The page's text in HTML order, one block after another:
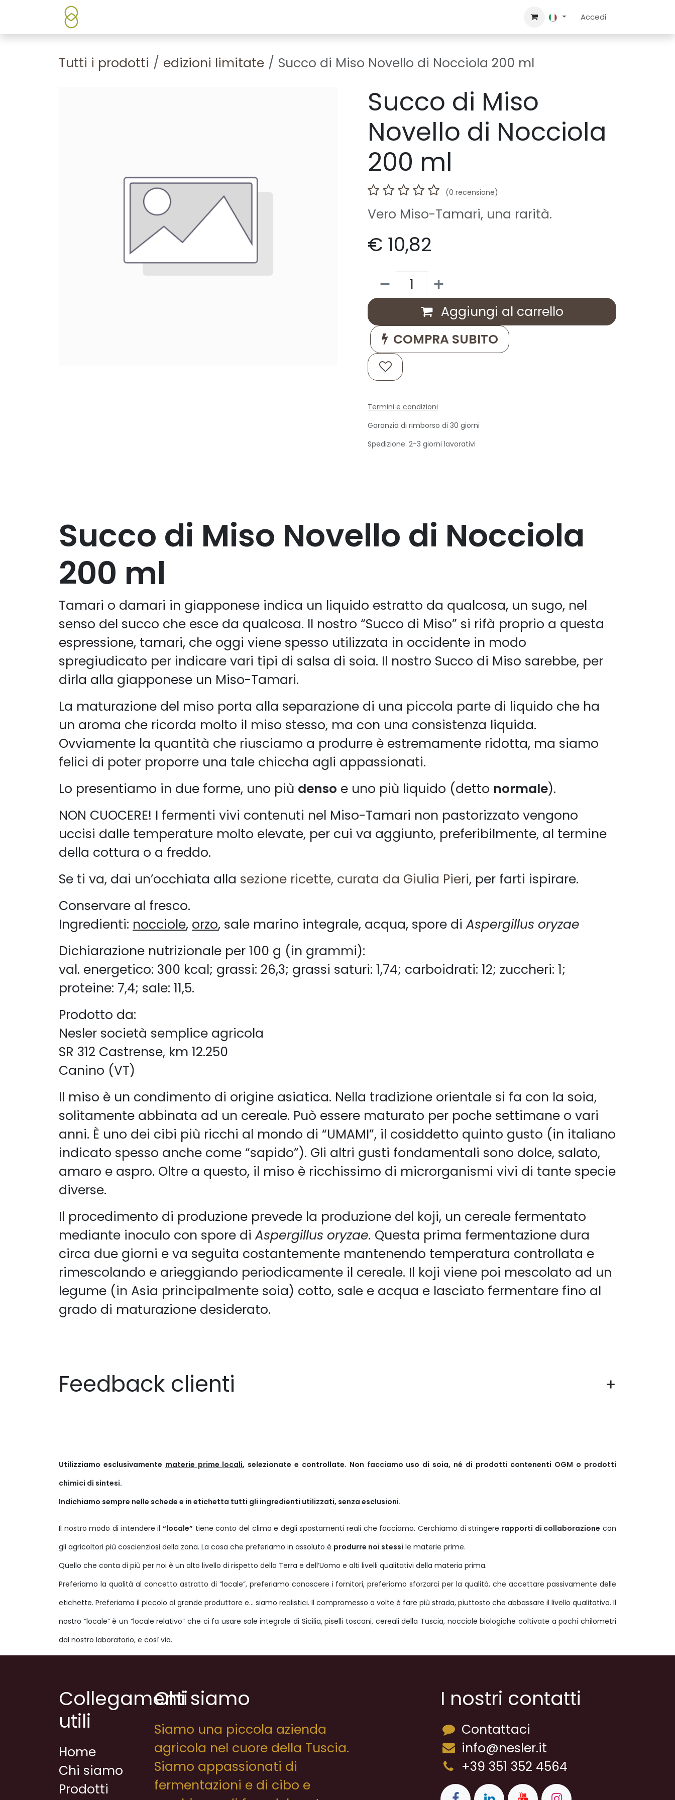
Passa al contenuto Accedi
Tutti i prodotti edizioni limitate Succo di Miso Novello di Nocciola 200 ml
Succo di Miso
Novello di Nocciola
200 ml
(0 recensione)
Vero Miso-Tamari, una rarità.
€ 10,82
Aggiungi al carrello
COMPRA SUBITO
Termini e condizioni
Garanzia di rimborso di 30 giorni
Spedizione: 2-3 giorni lavorativi
Succo di Miso Novello di Nocciola
200 ml
Tamari o damari in giapponese indica un liquido estratto da qualcosa, un sugo, nel
senso del succo che esce da qualcosa. Il nostro “Succo di Miso” si rifà proprio a questa
espressione, tamari, che oggi viene spesso utilizzata in occidente in modo
spregiudicato per indicare vari tipi di salsa di soia. Il nostro Succo di Miso sarebbe, per
dirla alla giapponese un Miso-Tamari.
La maturazione del miso porta alla separazione di una piccola parte di liquido che ha
un aroma che ricorda molto il miso stesso, ma con una consistenza liquida.
Ovviamente la quantità che riusciamo a produrre è estremamente ridotta, ma siamo
felici di poter proporre una tale chiccha agli appassionati.
Lo presentiamo in due forme, uno più denso e uno più liquido (detto normale).
NON CUOCERE! I fermenti vivi contenuti nel Miso-Tamari non pastorizzato vengono
uccisi dalle temperature molto elevate, per cui va aggiunto, preferibilmente, al termine
della cottura o a freddo.
Se ti va, dai un’occhiata alla sezione ricette, curata da Giulia Pieri, per farti ispirare.
Conservare al fresco.
Ingredienti: nocciole, orzo, sale marino integrale, acqua, spore diAspergillus oryzae
Dichiarazione nutrizionale per 100 g (in grammi):
val. energetico: 300 kcal; grassi: 26,3; grassi saturi: 1,74; carboidrati: 12; zuccheri: 1;
proteine: 7,4; sale: 11,5.
Prodotto da:
Nesler società semplice agricola
SR 312 Castrense, km 12.250
Canino (VT)
Il miso è un condimento di origine asiatica. Nella tradizione orientale si fa con la soia,
solitamente abbinata ad un cereale. Può essere maturato per poche settimane o vari
anni. È uno dei cibi più ricchi al mondo di “UMAMI”, il cosiddetto quinto gusto (in italiano
indicato spesso anche come “sapido”). Gli altri gusti fondamentali sono dolce, salato,
amaro e aspro. Oltre a questo, il miso è ricchissimo di microrganismi vivi di tante specie
diverse.
Il procedimento di produzione prevede la produzione del koji, un cereale fermentato
mediante inoculo con spore diAspergillus oryzae. Questa prima fermentazione dura
circa due giorni e va seguita costantemente mantenendo temperatura controllata e
rimescolando e arieggiando periodicamente il cereale. Il koji viene poi mescolato ad un
legume (in Asia principalmente soia) cotto, sale e acqua e lasciato fermentare fino al
grado di maturazione desiderato.
Feedback clienti
Utilizziamo esclusivamente materie prime locali, selezionate e controllate. Non facciamo uso di soia, né di prodotti contenenti OGM o prodotti
chimici di sintesi.
Indichiamo sempre nelle schede e in etichetta tutti gli ingredienti utilizzati, senza esclusioni.
Il nostro modo di intendere il “locale” tiene conto del clima e degli spostamenti reali che facciamo. Cerchiamo di stringere rapporti di collaborazione con
gli agricoltori più coscienziosi della zona. La cosa che preferiamo in assoluto è produrre noi stessi le materie prime.
Quello che conta di più per noi è un alto livello di rispetto della Terra e dell’Uomo e alti livelli qualitativi della materia prima.
Preferiamo la qualità al concetto astratto di “locale”, preferiamo conoscere i fornitori, preferiamo sforzarci per la qualità, che accettare passivamente delle
etichette. Preferiamo il piccolo al grande produttore e… siamo realistici. Il compromesso a volte è fare più strada, piuttosto che abbassare il livello qualitativo. Il
nostro “locale” è un “locale relativo” che ci fa usare sale integrale di Sicilia, piselli toscani, cereali della Tuscia, nocciole biologiche coltivate a pochi chilometri
dal nostro laboratorio, e così via.
Collegamenti
utili
Home
Chi siamo
Prodotti
Chi siamo
Siamo una piccola azienda
agricola nel cuore della Tuscia.
Siamo appassionati di
fermentazioni e di cibo e
I nostri contatti
Contattaci
info@nesler.it
+39 351 352 4564